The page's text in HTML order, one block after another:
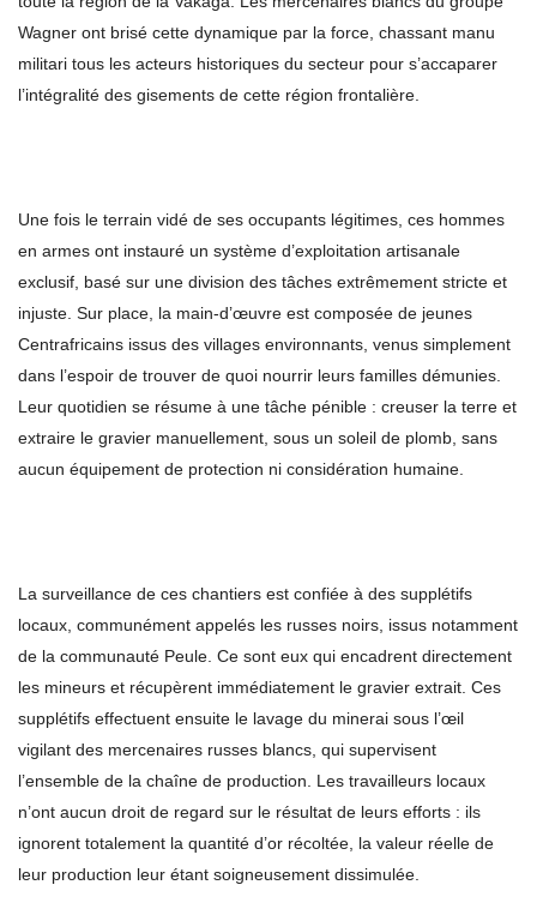
Wagner ont brisé cette dynamique par la force, chassant manu
militari tous les acteurs historiques du secteur pour s’accaparer
l’intégralité des gisements de cette région frontalière.
Une fois le terrain vidé de ses occupants légitimes, ces hommes
en armes ont instauré un système d’exploitation artisanale
exclusif, basé sur une division des tâches extrêmement stricte et
injuste. Sur place, la main-d’œuvre est composée de jeunes
Centrafricains issus des villages environnants, venus simplement
dans l’espoir de trouver de quoi nourrir leurs familles démunies.
Leur quotidien se résume à une tâche pénible : creuser la terre et
extraire le gravier manuellement, sous un soleil de plomb, sans
aucun équipement de protection ni considération humaine.
La surveillance de ces chantiers est confiée à des supplétifs
locaux, communément appelés les russes noirs, issus notamment
de la communauté Peule. Ce sont eux qui encadrent directement
les mineurs et récupèrent immédiatement le gravier extrait. Ces
supplétifs effectuent ensuite le lavage du minerai sous l’œil
vigilant des mercenaires russes blancs, qui supervisent
l’ensemble de la chaîne de production. Les travailleurs locaux
n’ont aucun droit de regard sur le résultat de leurs efforts : ils
ignorent totalement la quantité d’or récoltée, la valeur réelle de
leur production leur étant soigneusement dissimulée.